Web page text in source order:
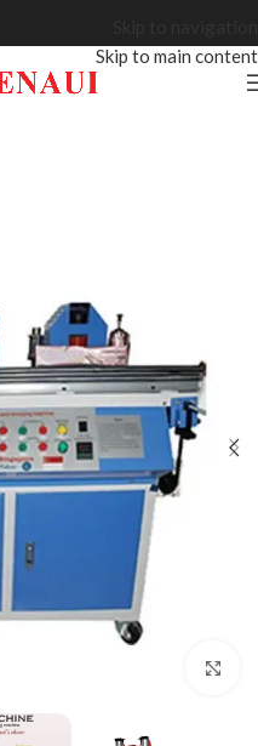
Skip to main content